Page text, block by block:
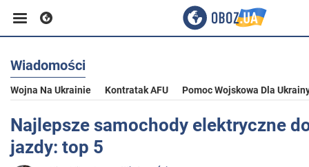
Biznes
Sport
Rozrywka
Wiadomości
Wojna Na Ukrainie Kontratak AFU Pomoc Wojskowa Dla
Najlepsze samochody elektryczne
jazdy: top 5